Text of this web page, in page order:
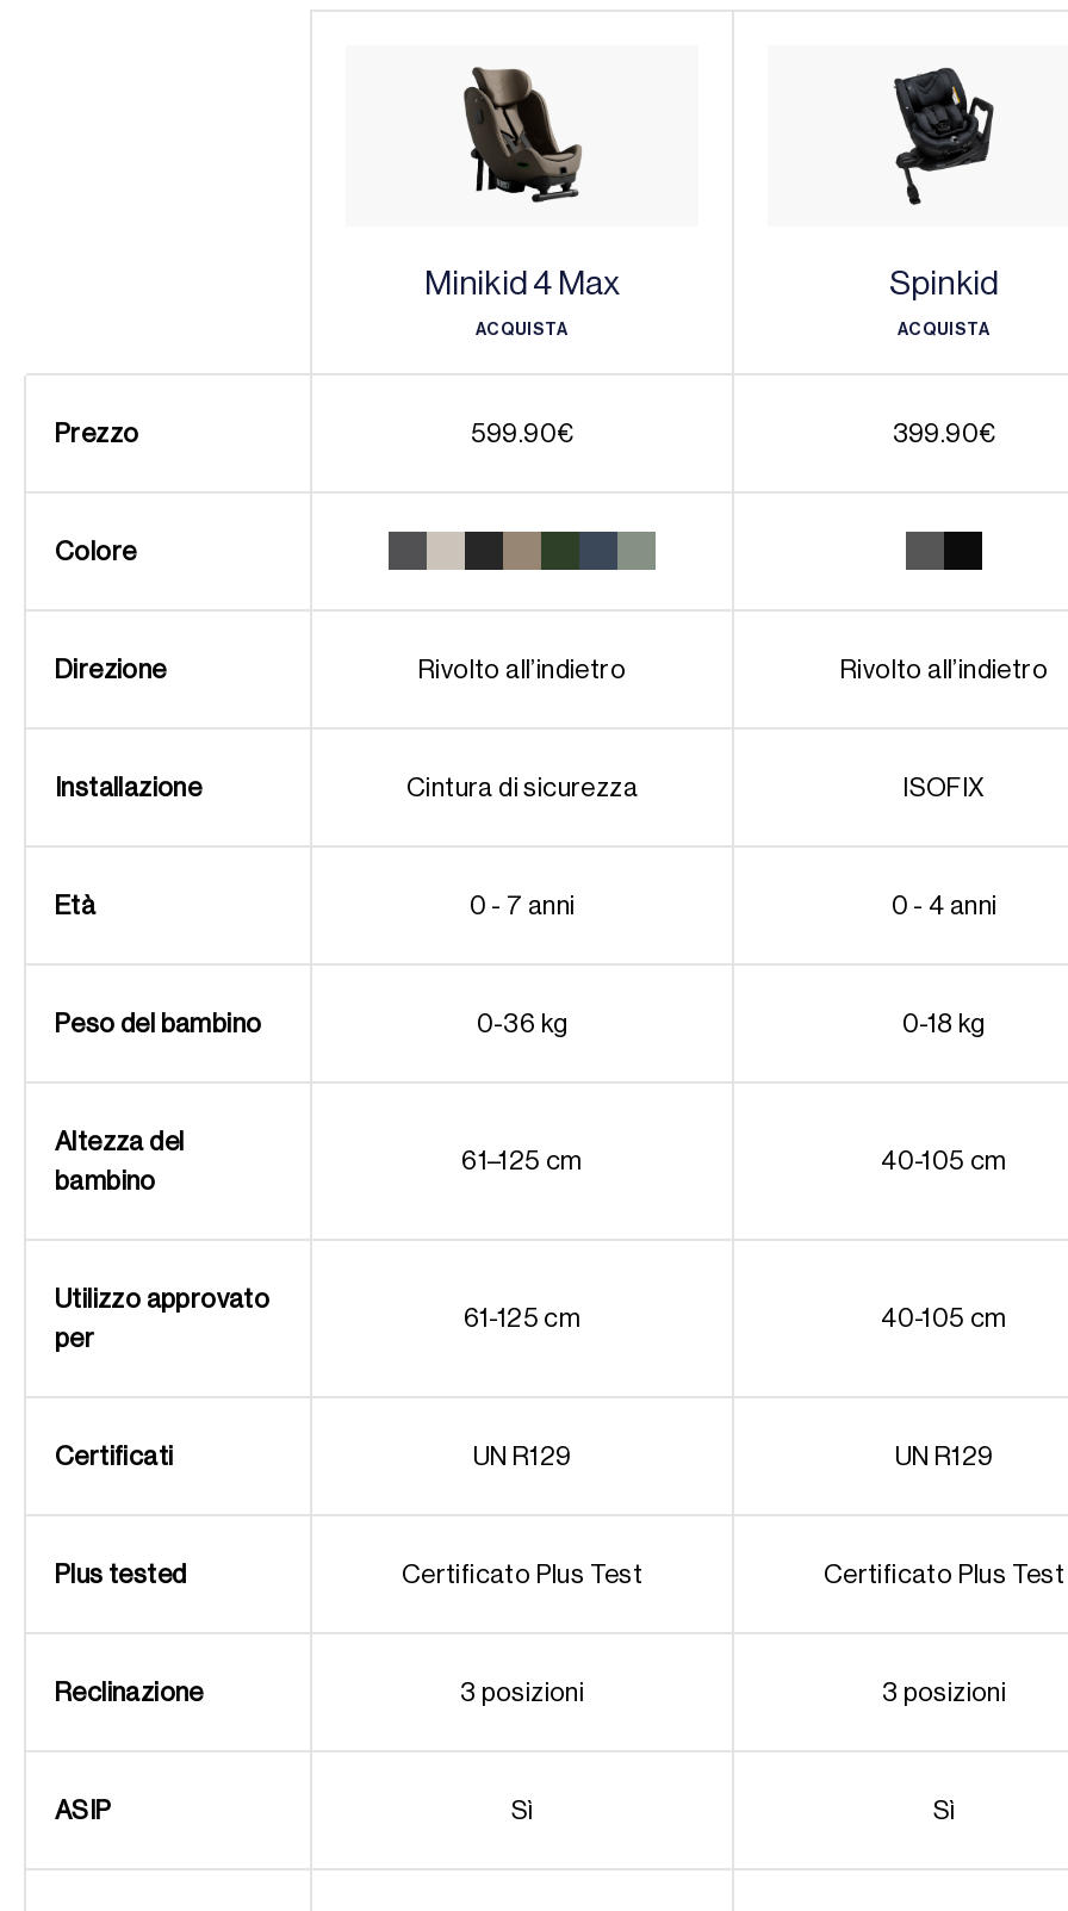
Minikid 4 Max
ACQUISTA
Spinkid
ACQUISTA
Prezzo 599.90€ 399.90€
Colore
Direzione Rivolto all’indietro Rivolto all’indietro
Installazione Cintura di sicurezza ISOFIX
Età 0 - 7 anni 0 - 4 anni
Peso del bambino 0-36 kg 0-18 kg
Altezza del
bambino
61–125 cm 40-105 cm
Utilizzo approvato
per
61-125 cm 40-105 cm
Certificati UN R129 UN R129
Plus tested Certificato Plus Test Certificato Plus Test
Reclinazione 3 posizioni 3 posizioni
ASIP Sì Sì